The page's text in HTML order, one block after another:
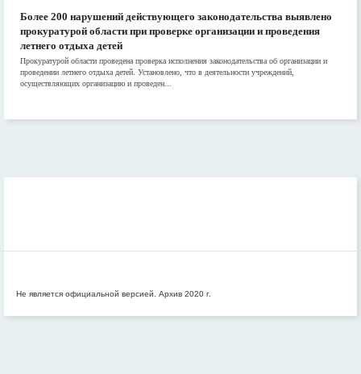
Более 200 нарушений действующего законодательства выявлено
прокуратурой области при проверке организации и проведения
летнего отдыха детей
Прокуратурой области проведена проверка исполнения законодательства об организации и
проведении летнего отдыха детей. Установлено, что в деятельности учреждений,
осуществляющих организацию и проведен...
Не является официальной версией. Архив 2020 г.